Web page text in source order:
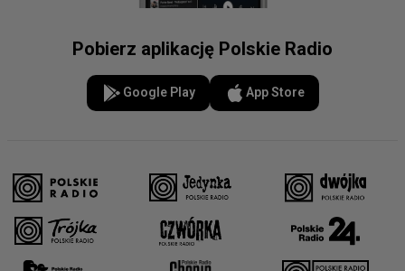
Pobierz aplikację Polskie Radio
Google Play App Store